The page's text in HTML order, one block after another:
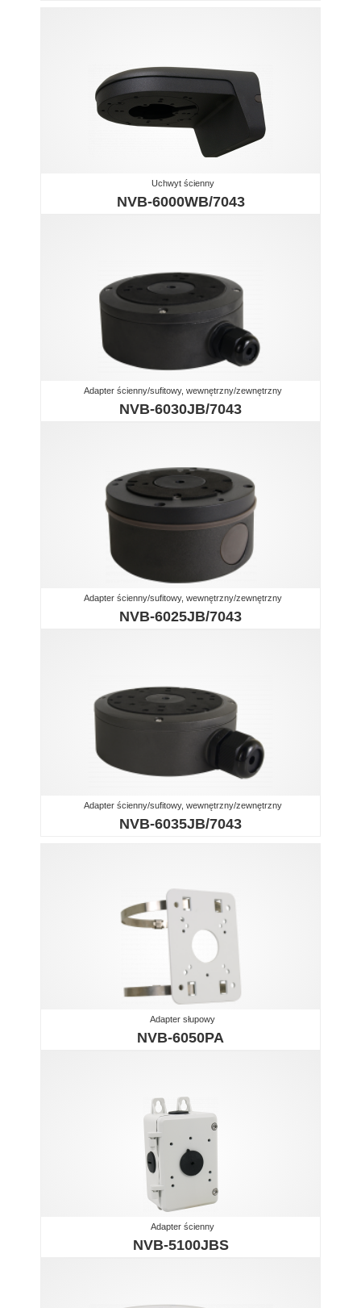
Uchwyt ścienny
NVB-6000WB/7043
Adapter ścienny/sufitowy, wewnętrzny/zewnętrzny
NVB-6030JB/7043
Adapter ścienny/sufitowy, wewnętrzny/zewnętrzny
NVB-6025JB/7043
Adapter ścienny/sufitowy, wewnętrzny/zewnętrzny
NVB-6035JB/7043
Adapter słupowy
NVB-6050PA
Adapter ścienny
NVB-5100JBS